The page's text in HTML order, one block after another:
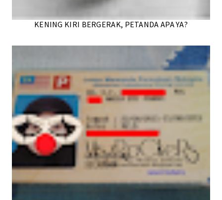
KENING KIRI BERGERAK, PETANDA APA YA?